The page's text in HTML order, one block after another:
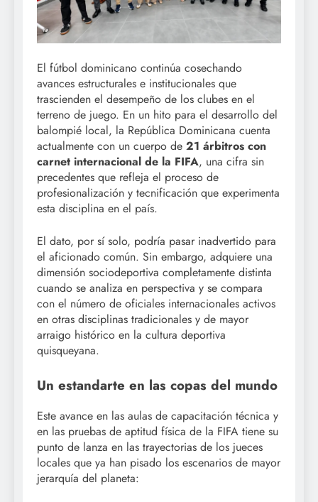
El fútbol dominicano continúa cosechando
avances estructurales e institucionales que
trascienden el desempeño de los clubes en el
terreno de juego. En un hito para el desarrollo del
balompié local, la República Dominicana cuenta
actualmente con un cuerpo de 21 árbitros con
carnet internacional de la FIFA, una cifra sin
precedentes que refleja el proceso de
profesionalización y tecnificación que experimenta
esta disciplina en el país.
El dato, por sí solo, podría pasar inadvertido para
el aficionado común. Sin embargo, adquiere una
dimensión sociodeportiva completamente distinta
cuando se analiza en perspectiva y se compara
con el número de oficiales internacionales activos
en otras disciplinas tradicionales y de mayor
arraigo histórico en la cultura deportiva
quisqueyana.
Un estandarte en las copas del mundo
Este avance en las aulas de capacitación técnica y
en las pruebas de aptitud física de la FIFA tiene su
punto de lanza en las trayectorias de los jueces
locales que ya han pisado los escenarios de mayor
jerarquía del planeta: